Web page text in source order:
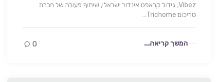
Vibez, גידול קראפט אינדור ישראלי, שיתוף פעולה של חברת
טריכום Trichome…
המשך קריאה... 0